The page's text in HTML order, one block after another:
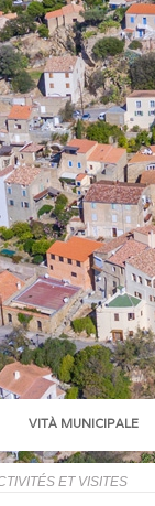
VITÀ MUNICIPALE
ET VISITES